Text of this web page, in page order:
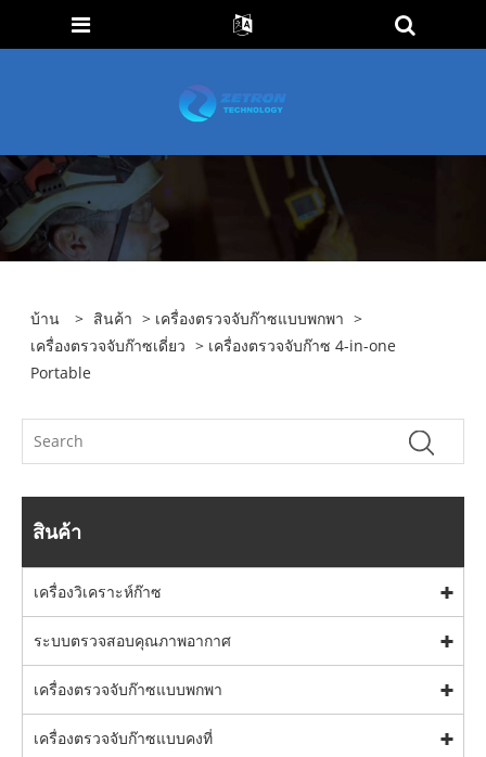
บ้าน > สินค้า > เครื่องตรวจจับก๊าซแบบพกพา >
เครื่องตรวจจับก๊าซเดี่ยว > เครื่องตรวจจับก๊าซ 4-in-one
Portable
สินค้า
เครื่องวิเคราะห์ก๊าซ
ระบบตรวจสอบคุณภาพอากาศ
เครื่องตรวจจับก๊าซแบบพกพา
เครื่องตรวจจับก๊าซแบบคงที่